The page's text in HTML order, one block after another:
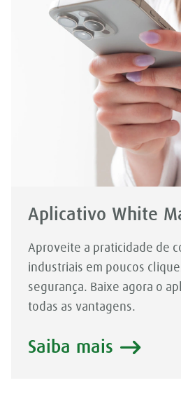
Aplicativo White
Aproveite a praticidade de
industriais em poucos
segurança. Baixe agora o
todas as vantagens.
Saiba mais